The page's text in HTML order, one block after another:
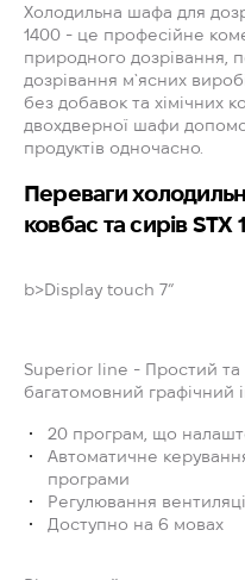
Холодильна шафа для
1400 - це професійне
природного дозрівання,
дозрівання м`ясних
без добавок та хімічних
двохдверної шафи
продуктів одночасно.
Переваги
b>Display touch 7”
Superior line - Простий та
багатомовний графічний
20 програм, що
Автоматичне
програми
Регулювання
Доступно на 6 мовах